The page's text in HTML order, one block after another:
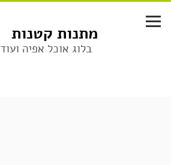
לתוכן
מתנות קטנות
בלוג אוכל אפיה ועוד